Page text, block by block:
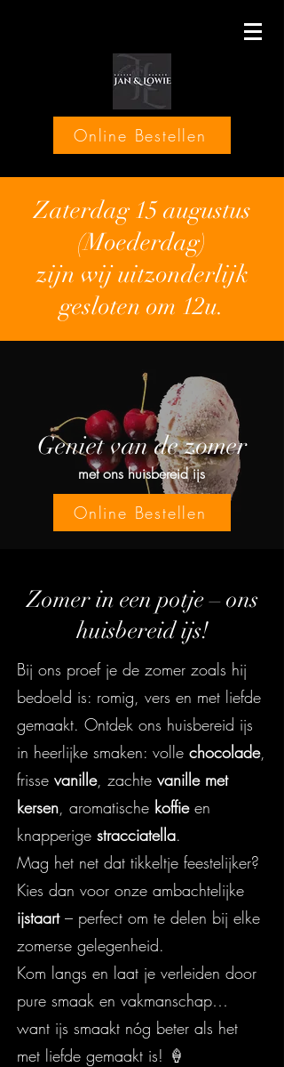
Online Bestellen
Zaterdag 15 augustus
(Moederdag)
zijn wij uitzonderlijk
gesloten om 12u.
Geniet van de zomer
met ons huisbereid ijs
Online Bestellen
Zomer in een potje – ons
huisbereid ijs!
Bij ons proef je de zomer zoals hij
bedoeld is: romig, vers en met liefde
gemaakt. Ontdek ons huisbereid ijs
in heerlijke smaken: volle chocolade,
frisse vanille, zachte vanille met
kersen, aromatische koffie en
knapperige stracciatella.
Mag het net dat tikkeltje feestelijker?
Kies dan voor onze ambachtelijke
ijstaart– perfect om te delen bij elke
zomerse gelegenheid.
Kom langs en laat je verleiden door
pure smaak en vakmanschap…
want ijs smaakt nóg beter als het
met liefde gemaakt is! 🍦